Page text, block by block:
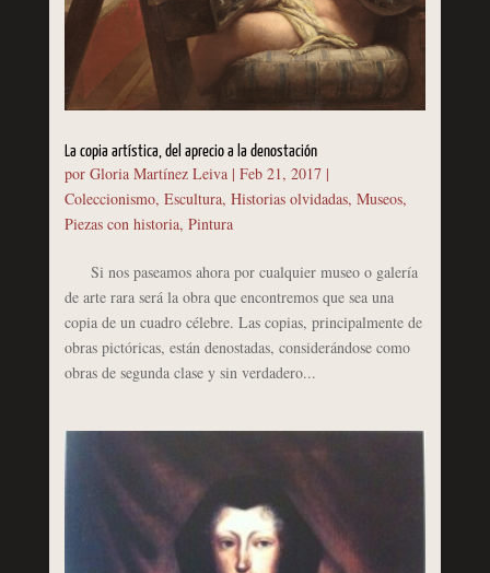
La copia artística, del aprecio a la denostación
por Gloria Martínez Leiva| Feb 21, 2017|
Coleccionismo, Escultura, Historias olvidadas, Museos,
Piezas con historia, Pintura
Si nos paseamos ahora por cualquier museo o galería
de arte rara será la obra que encontremos que sea una
copia de un cuadro célebre. Las copias, principalmente de
obras pictóricas, están denostadas, considerándose como
obras de segunda clase y sin verdadero...